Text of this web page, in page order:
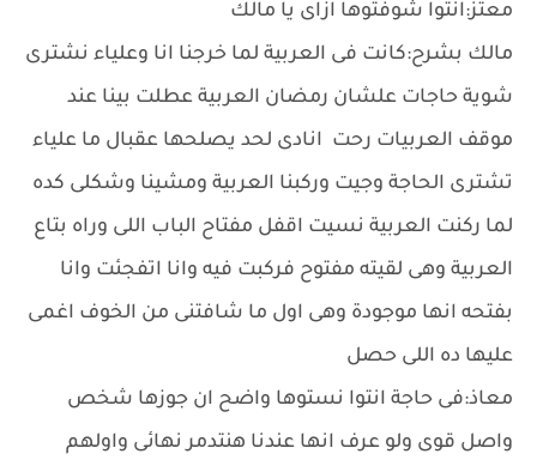
معتز:انتوا شوفتوها ازاى يا مالك
مالك بشرح:كانت فى العربية لما خرجنا انا وعلياء نشترى
شوية حاجات علشان رمضان العربية عطلت بينا عند
موقف العربيات رحت انادى لحد يصلحها عقبال ما علياء
تشترى الحاجة وجيت وركبنا العربية ومشينا وشكلى كده
لما ركنت العربية نسيت اقفل مفتاح الباب اللى وراه بتاع
العربية وهى لقيته مفتوح فركبت فيه وانا اتفجئت وانا
بفتحه انها موجودة وهى اول ما شافتنى من الخوف اغمى
عليها ده اللى حصل
معاذ:فى حاجة انتوا نستوها واضح ان جوزها شخص
واصل قوى ولو عرف انها عندنا هنتدمر نهائى واولهم